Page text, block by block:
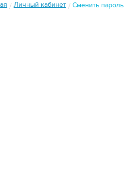
/ Личный кабинет / Сменить пароль